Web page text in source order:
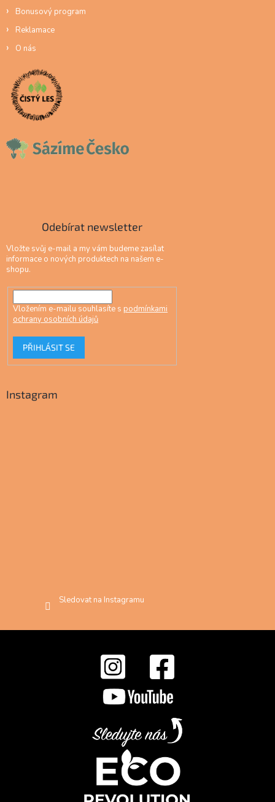
Bonusový program
Reklamace
O nás
Odebírat newsletter
Vložte svůj e-mail a my vám budeme zasílat
informace o nových produktech na našem e-
shopu.
Vložením e-mailu souhlasíte s podmínkami
ochrany osobních údajů
PŘIHLÁSIT SE
Instagram
Sledovat na Instagramu